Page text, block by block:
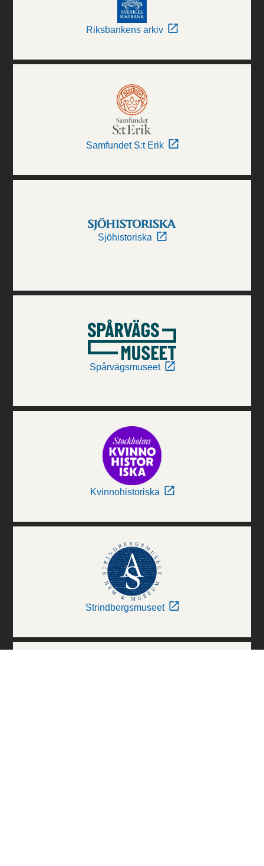
Riksbankens arkiv
Samfundet S:t Erik
Sjöhistoriska
Spårvägsmuseet
Kvinnohistoriska
Strindbergsmuseet